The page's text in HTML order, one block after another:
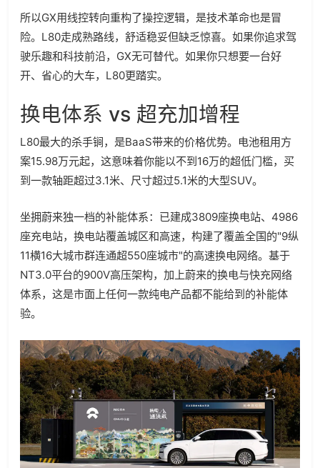
所以GX用线控转向重构了操控逻辑，是技术革命也是冒
险。L80走成熟路线，舒适稳妥但缺乏惊喜。如果你追求驾
驶乐趣和科技前沿，GX无可替代。如果你只想要一台好
开、省心的大车，L80更踏实。
换电体系 vs 超充加增程
L80最大的杀手锏，是BaaS带来的价格优势。电池租用方
案15.98万元起，这意味着你能以不到16万的超低门槛，买
到一款轴距超过3.1米、尺寸超过5.1米的大型SUV。
坐拥蔚来独一档的补能体系：已建成3809座换电站、4986
座充电站，换电站覆盖城区和高速，构建了覆盖全国的"9纵
11横16大城市群连通超550座城市"的高速换电网络。基于
NT3.0平台的900V高压架构，加上蔚来的换电与快充网络
体系，这是市面上任何一款纯电产品都不能给到的补能体
验。